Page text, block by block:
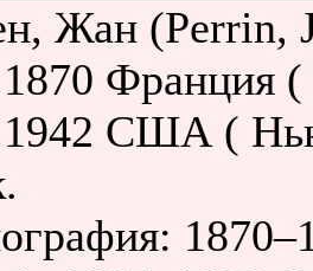
Жан (Perrin,
Франция
США (